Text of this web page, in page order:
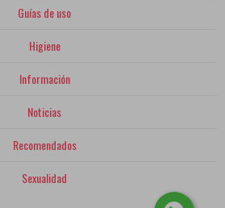
Guías de uso
Higiene
Información
Noticias
Recomendados
Sexualidad